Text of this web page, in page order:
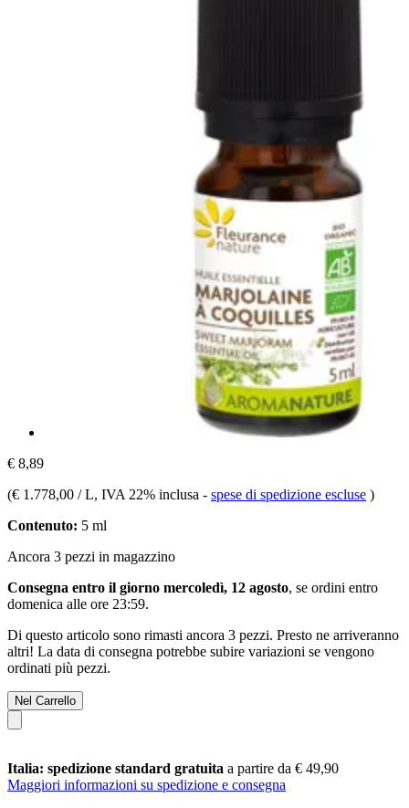
€ 8,89
(€ 1.778,00 / L, IVA 22% inclusa - spese di spedizione escluse )
Contenuto: 5 ml
Ancora 3 pezzi in magazzino
Consegna entro il giorno mercoledì, 12 agosto, se ordini entro
domenica alle ore 23:59.
Di questo articolo sono rimasti ancora 3 pezzi. Presto ne arriveranno
altri! La data di consegna potrebbe subire variazioni se vengono
ordinati più pezzi.
Nel Carrello
Italia: spedizione standard gratuita a partire da € 49,90
Maggiori informazioni su spedizione e consegna